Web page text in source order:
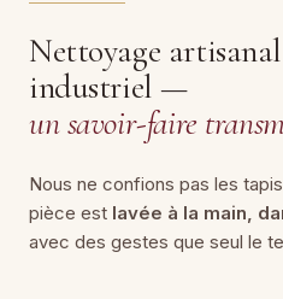
Nettoyage
industriel —
un savoir-faire
Nous ne confions pas les
pièce est lavée à la main,
avec des gestes que seul le